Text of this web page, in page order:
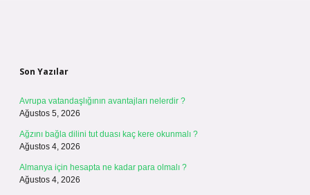
Son Yazılar
Avrupa vatandaşlığının avantajları nelerdir ?
Ağustos 5, 2026
Ağzını bağla dilini tut duası kaç kere okunmalı ?
Ağustos 4, 2026
Almanya için hesapta ne kadar para olmalı ?
Ağustos 4, 2026